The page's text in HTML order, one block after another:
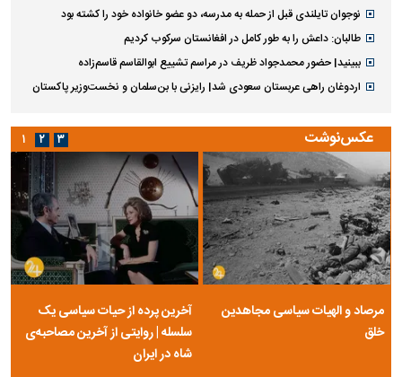
نوجوان تایلندی قبل از حمله به مدرسه، دو عضو خانواده خود را کشته بود
طالبان: داعش را به طور کامل در افغانستان سرکوب کردیم
ببینید| حضور محمدجواد ظریف در مراسم تشییع ابوالقاسم قاسم‌زاده
اردوغان راهی عربستان سعودی شد| رایزنی با بن‌سلمان و نخست‌وزیر پاکستان
عکس‌نوشت
مرصاد و الهیات سیاسی مجاهدین
خلق
آخرین پرده از حیات سیاسی یک
سلسله | روایتی از آخرین مصاحبه‌ی
شاه در ایران
۱ ۲ ۳